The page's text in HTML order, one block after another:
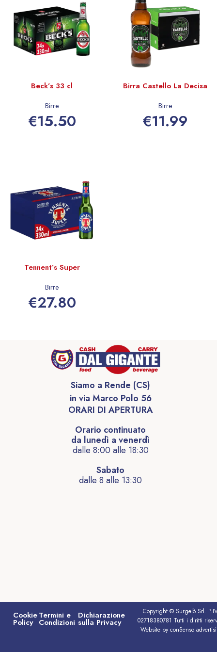
Beck’s 33 cl
Birre
€15.50
Birra Castello La Decisa
Birre
€11.99
Tennent’s Super
Birre
€27.80
Siamo a Rende (CS)
in via Marco Polo 56
ORARI DI APERTURA
Orario continuato
da lunedì a venerdì
dalle 8:00 alle 18:30
Sabato
dalle 8 alle 13:30
Cookie
Policy
Termini e
Condizioni
Dichiarazione
sulla Privacy
Copyright © Surgelò Srl.
02718380781 Tutti i diritti
Website by conSenso